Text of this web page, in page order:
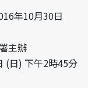
年10月30日
主辦
(日) 下午2時45分